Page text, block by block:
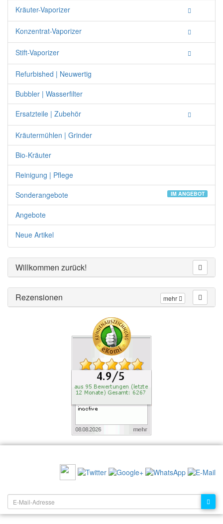
Kräuter-Vaporizer
Konzentrat-Vaporizer
Stift-Vaporizer
Refurbished | Neuwertig
Bubbler | Wasserfilter
Ersatzteile | Zubehör
Kräutermühlen | Grinder
Bio-Kräuter
Reinigung | Pflege
Sonderangebote
IM ANGEBOT
Angebote
Neue Artikel
Willkommen zurück!
mehr
Rezensionen